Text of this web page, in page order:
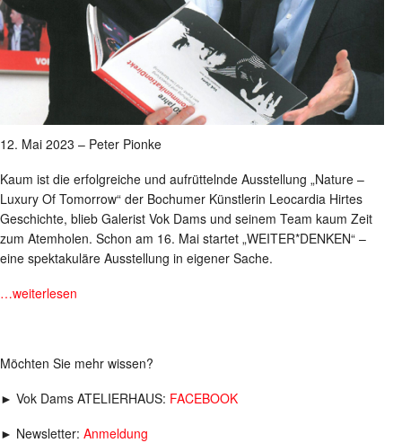
12. Mai 2023 – Peter Pionke
Kaum ist die erfolgreiche und aufrüttelnde Ausstellung „Nature –
Luxury Of Tomorrow“ der Bochumer Künstlerin Leocardia Hirtes
Geschichte, blieb Galerist Vok Dams und seinem Team kaum Zeit
zum Atemholen. Schon am 16. Mai startet „WEITER*DENKEN“ –
eine spektakuläre Ausstellung in eigener Sache.
…weiterlesen
Möchten Sie mehr wissen?
► Vok Dams ATELIERHAUS: FACEBOOK
► Newsletter: Anmeldung